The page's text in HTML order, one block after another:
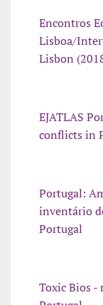
Encontros
Lisboa/
Lisbon
EJATLAS
conflicts in
Portugal:
inventário
Portugal
Toxic Bios -